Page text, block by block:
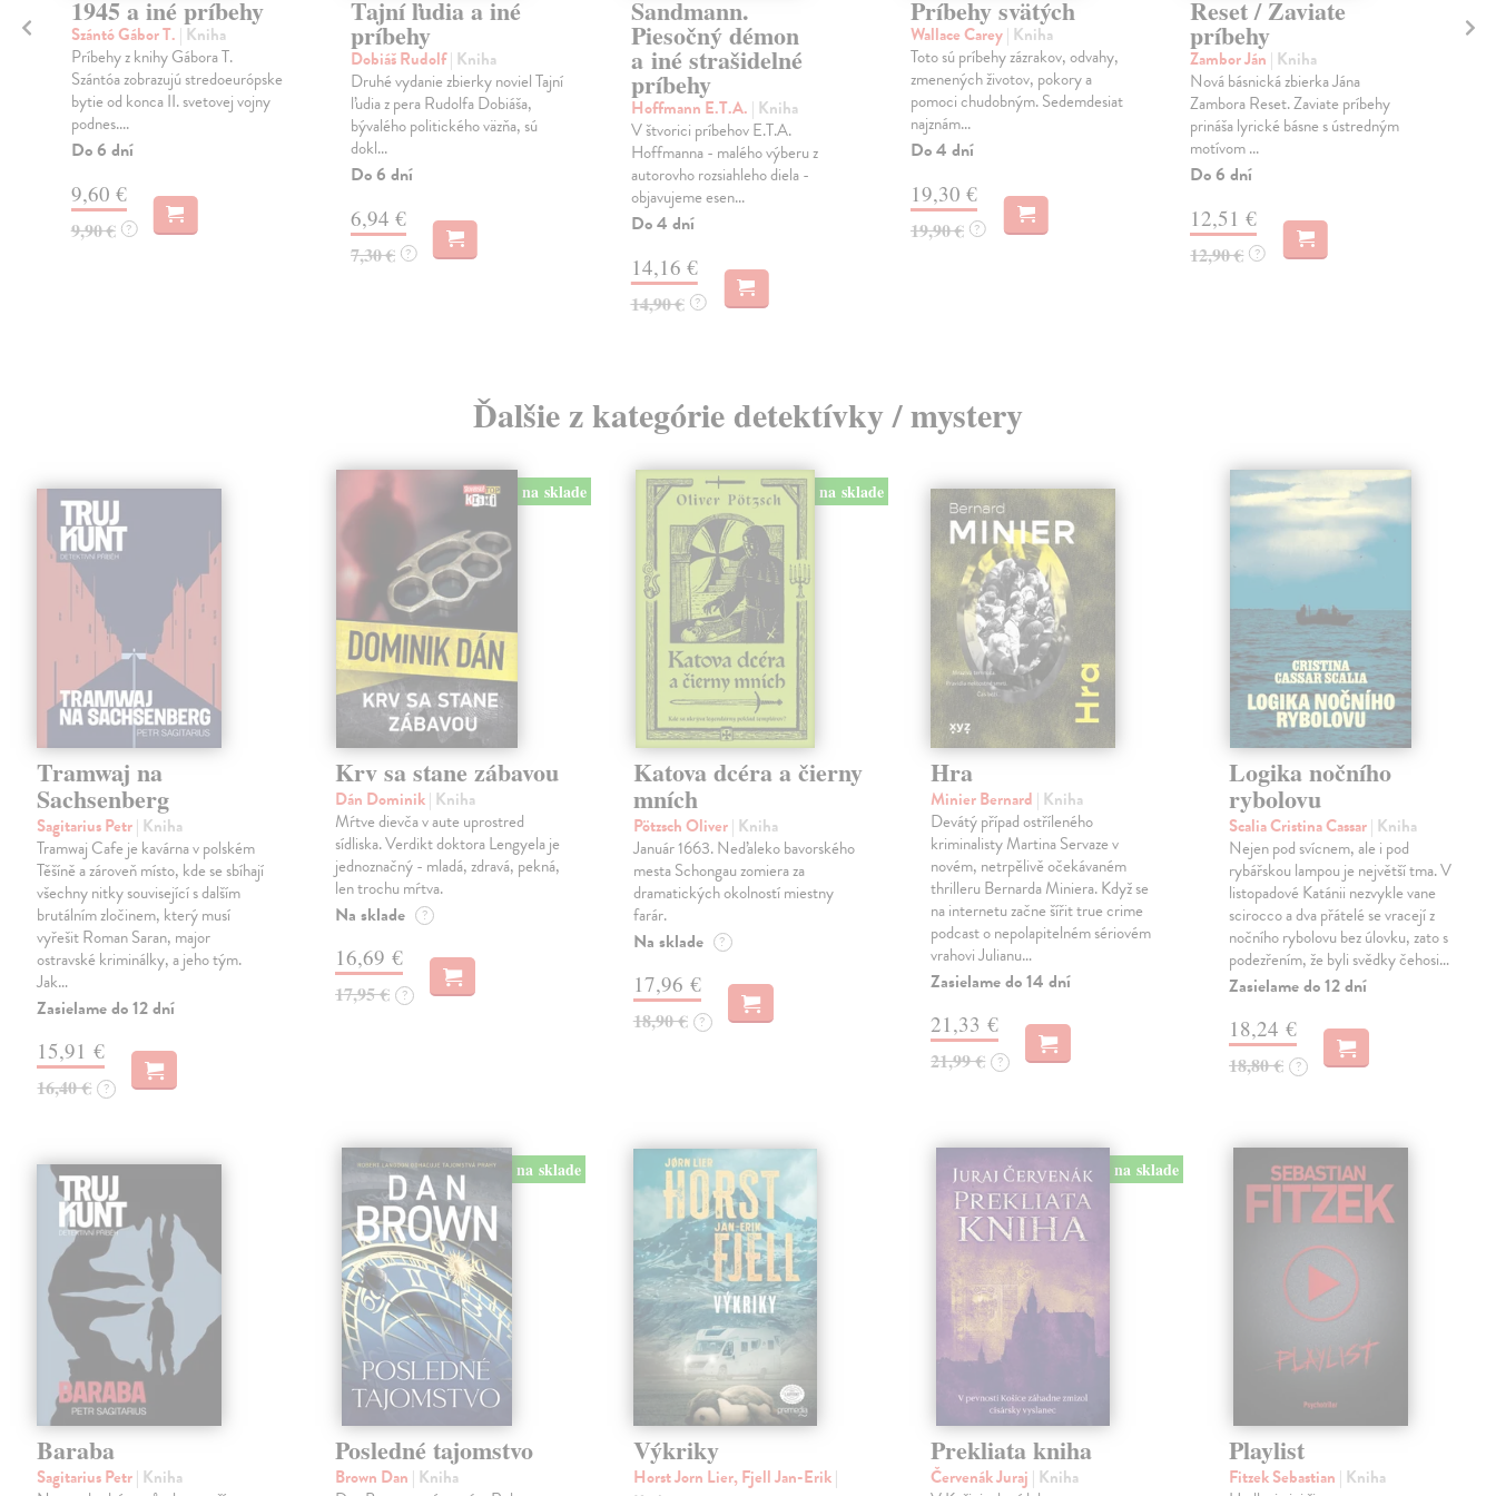
1945 a iné príbehy
Szántó Gábor T. | Kniha
Príbehy z knihy Gábora T.
Szántóa zobrazujú stredoeurópske
bytie od konca II. svetovej vojny
podnes....
Do 6 dní
9,60 €
9,90 € ?
Tajní ľudia a iné
príbehy
Dobiáš Rudolf| Kniha
Druhé vydanie zbierky noviel Tajní
ľudia z pera Rudolfa Dobiáša,
bývalého politického väzňa, sú
dokl...
Do 6 dní
6,94 €
7,30 € ?
Sandmann.
Piesočný démon
a iné strašidelné
príbehy
Hoffmann E.T.A. | Kniha
V štvorici príbehov E.T.A.
Hoffmanna - malého výberu z
autorovho rozsiahleho diela -
objavujeme esen...
Do 4 dní
14,16 €
14,90 € ?
Príbehy svätých
Wallace Carey| Kniha
Toto sú príbehy zázrakov, odvahy,
zmenených životov, pokory a
pomoci chudobným. Sedemdesiat
najznám...
Do 4 dní
19,30 €
19,90 € ?
Reset / Zaviate
príbehy
Zambor Ján | Kniha
Nová básnická zbierka Jána
Zambora Reset. Zaviate príbehy
prináša lyrické básne s ústredným
motívom ...
Do 6 dní
12,51 €
12,90 € ?
Ďalšie z kategórie detektívky / mystery
Tramwaj na
Sachsenberg
Sagitarius Petr| Kniha
Tramwaj Cafe je kavárna v polském
Těšíně a zároveň místo, kde se sbíhají
všechny nitky související s dalším
brutálním zločinem, který musí
vyřešit Roman Saran, major
ostravské kriminálky, a jeho tým.
Jak…
Zasielame do 12 dní
15,91 €
16,40 € ?
na sklade
Krv sa stane zábavou
Dán Dominik| Kniha
Mŕtve dievča v aute uprostred
sídliska. Verdikt doktora Lengyela je
jednoznačný - mladá, zdravá, pekná,
len trochu mŕtva.
Na sklade ?
16,69 €
17,95 € ?
na sklade
Katova dcéra a čierny
mních
Pötzsch Oliver| Kniha
Január 1663. Neďaleko bavorského
mesta Schongau zomiera za
dramatických okolností miestny
farár.
Na sklade ?
17,96 €
18,90 € ?
Hra
Minier Bernard | Kniha
Devátý případ ostříleného
kriminalisty Martina Servaze v
novém, netrpělivě očekávaném
thrilleru Bernarda Miniera. Když se
na internetu začne šířit true crime
podcast o nepolapitelném sériovém
vrahovi Julianu…
Zasielame do 14 dní
21,33 €
21,99 € ?
Logika nočního
rybolovu
Scalia Cristina Cassar| Kniha
Nejen pod svícnem, ale i pod
rybářskou lampou je největší tma. V
listopadové Katánii nezvykle vane
scirocco a dva přátelé se vracejí z
nočního rybolovu bez úlovku, zato s
podezřením, že byli svědky čehosi…
Zasielame do 12 dní
18,24 €
18,80 € ?
Baraba
Sagitarius Petr| Kniha
na sklade
Posledné tajomstvo
Brown Dan | Kniha
Výkriky
Horst Jorn Lier, Fjell Jan-Erik|
na sklade
Prekliata kniha
Červenák Juraj | Kniha
Playlist
Fitzek Sebastian | Kniha